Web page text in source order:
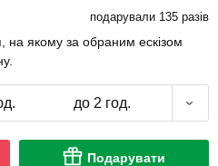
подарували 135 разів
на якому за обраним ескізом
до 2 год.
Подарувати